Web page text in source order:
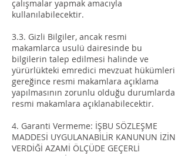
çalışmalar yapmak amacıyla
kullanılabilecektir.
3.3. Gizli Bilgiler, ancak resmi
makamlarca usulü dairesinde bu
bilgilerin talep edilmesi halinde ve
yürürlükteki emredici mevzuat hükümleri
gereğince resmi makamlara açıklama
yapılmasının zorunlu olduğu durumlarda
resmi makamlara açıklanabilecektir.
4. Garanti Vermeme: İŞBU SÖZLEŞME
MADDESİ UYGULANABİLİR KANUNUN İZİN
VERDİĞİ AZAMİ ÖLÇÜDE GEÇERLİ